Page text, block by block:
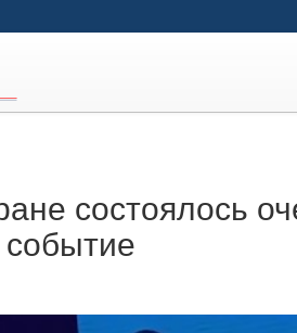
состоялось